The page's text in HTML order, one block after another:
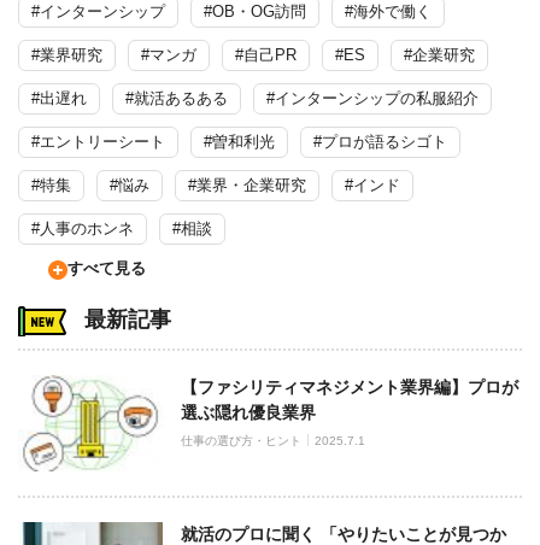
#インターンシップ #OB・OG訪問 #海外で働く
#業界研究 #マンガ #自己PR #ES #企業研究
#出遅れ #就活あるある #インターンシップの私服紹介
#エントリーシート #曽和利光 #プロが語るシゴト
#特集 #悩み #業界・企業研究 #インド
#人事のホンネ #相談
すべて見る
最新記事
【ファシリティマネジメント業界編】プロが
選ぶ隠れ優良業界
仕事の選び方・ヒント 2025.7.1
就活のプロに聞く 「やりたいことが見つか